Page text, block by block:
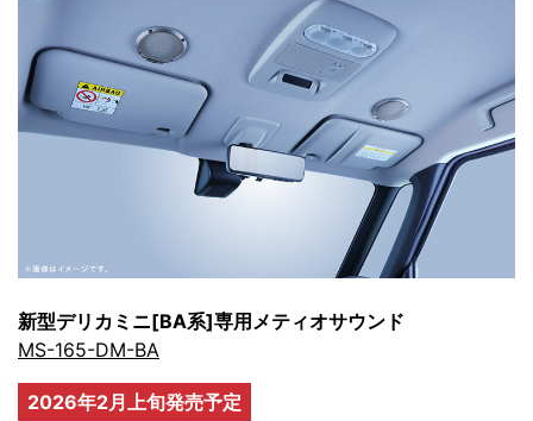
新型デリカミニ[BA系]専用メティオサウンド
MS-165-DM-BA
2026年2月上旬発売予定